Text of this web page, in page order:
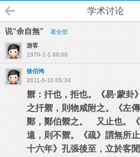
学术讨论
说“余自無” 看全部
游客
1970-1-1 08:00
徐伯鸿
2011-5-10 05:34
禦：扞也，拒也。《易·蒙卦
之扞禦，則物咸附之。《左
鄭，鄭伯禦之。 又止也。《
遠，則不禦。《疏》謂無所
十六年》孔張後至，立於客閒